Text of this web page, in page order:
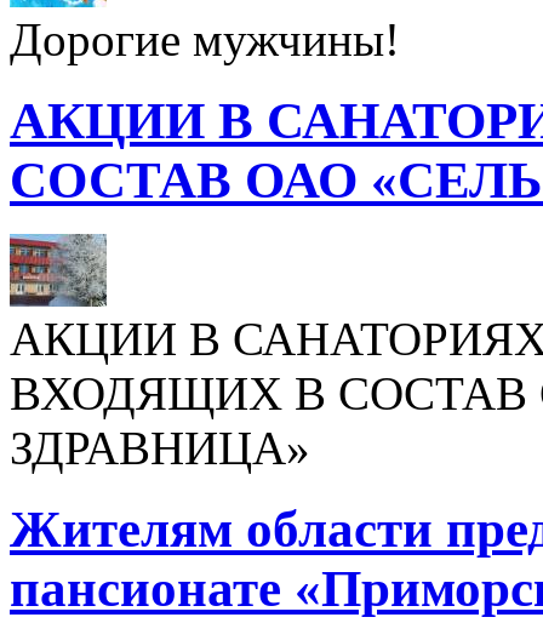
Дорогие мужчины!
АКЦИИ В
СОСТАВ ОАО
АКЦИИ В
ВХОДЯЩИХ В СОСТАВ
ЗДРАВНИЦА»
Жителям области
пансионате